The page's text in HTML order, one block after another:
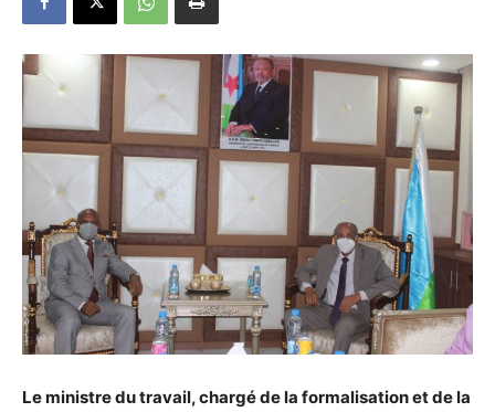
Le ministre du travail, chargé de la formalisation et de la